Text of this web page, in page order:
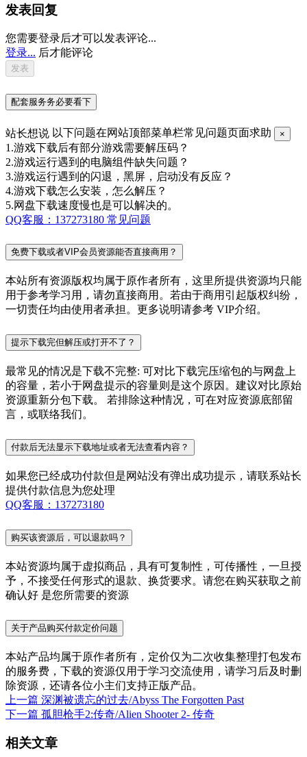
发表回复
您需要登录后才可以发表评论...
登录... 后才能评论
配套服务务必要看下
站长想说 以下问题在网站顶部菜单栏常见问题页面求助 ×
1.游戏下载后有部分游戏需要解压码？
2.游戏运行遇到的电脑组件缺失问题？
3.游戏运行遇到的闪退，黑屏，启动没有反应？
4.游戏下载怎么安装，怎么解压？
5.网盘下载速度慢也是可以解决的。
QQ客服：137273180 常见问题
免费下载或者VIP会员资源能否直接商用？
本站所有资源版权均属于原作者所有，这里所提供资源均只能
用于参考学习用，请勿直接商用。若由于商用引起版权纠纷，
一切责任均由使用者承担。更多说明请参考 VIP介绍。
提示下载完但解压或打开不了？
最常见的情况是下载不完整: 可对比下载完压缩包的与网盘上
的容量，若小于网盘提示的容量则是这个原因。建议对比原始
资源重新分包下载。 若排除这种情况，可在对应资源底部留
言，或联络我们。
付款后无法显示下载地址或者无法查看内容？
如果您已经成功付款但是网站没有弹出成功提示，请联系站长
提供付款信息为您处理
QQ客服：137273180
购买该资源后，可以退款吗？
本站资源均属于虚拟商品，具有可复制性，可传播性，一旦授
予，不接受任何形式的退款、换货要求。请您在购买获取之前
确认好 是您所需要的资源
关于产品购买付款定价问题
本站产品均属于原作者所有，定价仅为二次收集整理打包发布
的服务费，下载的资源仅用于学习交流使用，请学习后及时删
除资源，还请各位小主们支持正版产品。
上一篇 深渊被遗忘的过去/Abyss The Forgotten Past
下一篇 孤胆枪手2:传奇/Alien Shooter 2- 传奇
相关文章